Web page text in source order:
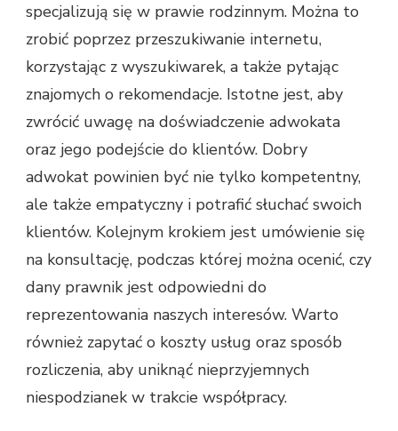
specjalizują się w prawie rodzinnym. Można to
zrobić poprzez przeszukiwanie internetu,
korzystając z wyszukiwarek, a także pytając
znajomych o rekomendacje. Istotne jest, aby
zwrócić uwagę na doświadczenie adwokata
oraz jego podejście do klientów. Dobry
adwokat powinien być nie tylko kompetentny,
ale także empatyczny i potrafić słuchać swoich
klientów. Kolejnym krokiem jest umówienie się
na konsultację, podczas której można ocenić, czy
dany prawnik jest odpowiedni do
reprezentowania naszych interesów. Warto
również zapytać o koszty usług oraz sposób
rozliczenia, aby uniknąć nieprzyjemnych
niespodzianek w trakcie współpracy.